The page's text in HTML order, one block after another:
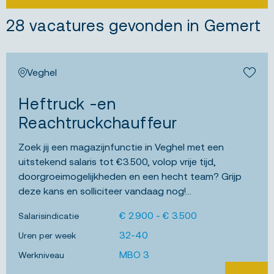
28 vacatures gevonden in Gemert
Veghel
Heftruck -en
Reachtruckchauffeur
Zoek jij een magazijnfunctie in Veghel met een
uitstekend salaris tot €3.500, volop vrije tijd,
doorgroeimogelijkheden en een hecht team? Grijp
deze kans en solliciteer vandaag nog!...
Salarisindicatie € 2.900 - € 3.500
Uren per week 32-40
Werkniveau MBO 3